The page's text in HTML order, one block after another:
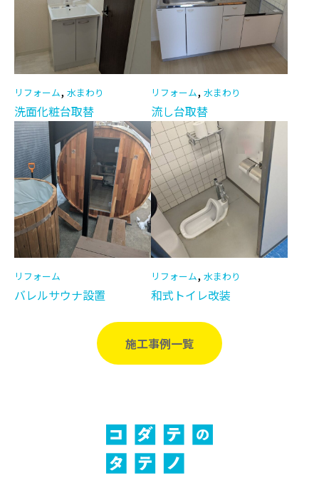
リフォーム, 水まわり
洗面化粧台取替
リフォーム, 水まわり
流し台取替
リフォーム
バレルサウナ設置
リフォーム, 水まわり
和式トイレ改装
施工事例一覧